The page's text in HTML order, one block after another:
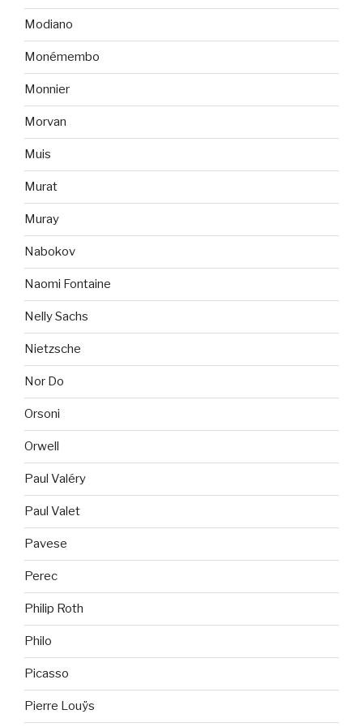
Modiano
Monémembo
Monnier
Morvan
Muis
Murat
Muray
Nabokov
Naomi Fontaine
Nelly Sachs
Nietzsche
Nor Do
Orsoni
Orwell
Paul Valéry
Paul Valet
Pavese
Perec
Philip Roth
Philo
Picasso
Pierre Louÿs